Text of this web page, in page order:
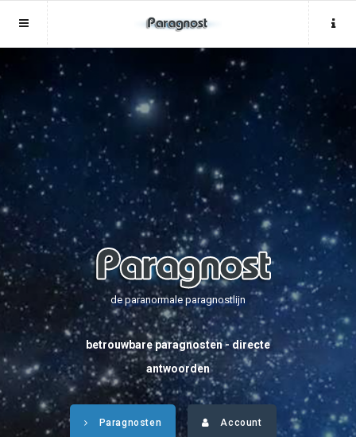
Sluit menu
MENU LIVEPARAGNOST.BE
Home
Account
Aanmaken
Wachtwoord
Paragnosten
Vind paragnost
Fotoreading
Horoscoop 12
Waterman
Vissen
Ram
Tarotkaart
Getuigenissen
UW PARAGNOSTACCOUNT
Login
Wachtwoord
COPYRIGHT 08 - 2026 MOBIEL V 2.0
LIVEPARAGNOST.BE
de paranormale paragnostlijn
betrouwbare paragnosten - directe
antwoorden
Paragnosten Account